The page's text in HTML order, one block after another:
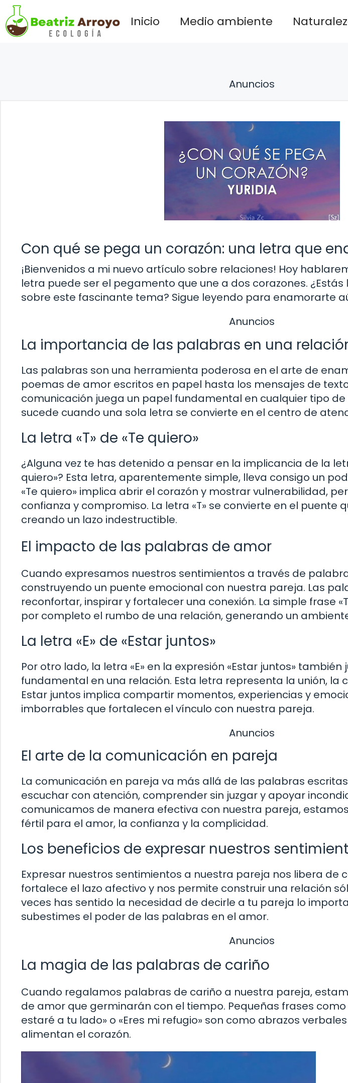
Saltar
al
contenido
Inicio Medio ambiente
Anuncios
Con qué se pega un corazón: una letra que
¡Bienvenidos a mi nuevo artículo sobre relaciones! Hoy
letra puede ser el pegamento que une a dos corazones.
sobre este fascinante tema? Sigue leyendo para enamorarte
Anuncios
La importancia de las palabras en una
Las palabras son una herramienta poderosa en el arte de
poemas de amor escritos en papel hasta los mensajes de
comunicación juega un papel fundamental en cualquier tipo de
sucede cuando una sola letra se convierte en el centro de
La letra «T» de «Te quiero»
¿Alguna vez te has detenido a pensar en la implicancia de la
quiero»? Esta letra, aparentemente simple, lleva consigo un
«Te quiero» implica abrir el corazón y mostrar vulnerabilidad,
confianza y compromiso. La letra «T» se convierte en el puente
creando un lazo indestructible.
El impacto de las palabras de amor
Cuando expresamos nuestros sentimientos a través de
construyendo un puente emocional con nuestra pareja. Las
reconfortar, inspirar y fortalecer una conexión. La simple frase
por completo el rumbo de una relación, generando un
La letra «E» de «Estar juntos»
Por otro lado, la letra «E» en la expresión «Estar juntos»
fundamental en una relación. Esta letra representa la unión, la
Estar juntos implica compartir momentos, experiencias y
imborrables que fortalecen el vínculo con nuestra pareja.
Anuncios
El arte de la comunicación en pareja
La comunicación en pareja va más allá de las palabras
escuchar con atención, comprender sin juzgar y apoyar
comunicamos de manera efectiva con nuestra pareja,
fértil para el amor, la confianza y la complicidad.
Los beneficios de expresar nuestros
Expresar nuestros sentimientos a nuestra pareja nos libera de
fortalece el lazo afectivo y nos permite construir una relación
veces has sentido la necesidad de decirle a tu pareja lo
subestimes el poder de las palabras en el amor.
Anuncios
La magia de las palabras de cariño
Cuando regalamos palabras de cariño a nuestra pareja,
de amor que germinarán con el tiempo. Pequeñas frases como
estaré a tu lado» o «Eres mi refugio» son como abrazos
alimentan el corazón.